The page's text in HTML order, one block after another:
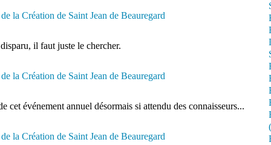
il faut juste le chercher.
cet événement annuel désormais si attendu des connaisseurs...